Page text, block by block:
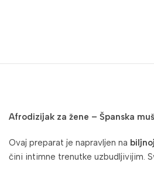
Afrodizijak za žene – Španska
Ovaj preparat je napravljen na
čini intimne trenutke uzbudljivijim.